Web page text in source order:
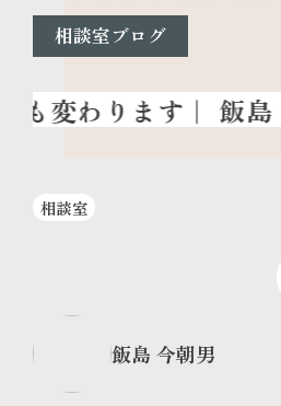
相談室ブログ
相談室
飯島 今朝男